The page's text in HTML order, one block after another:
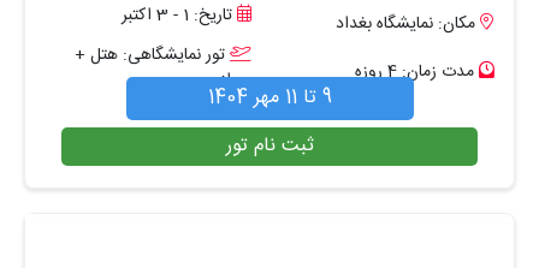
مکان: نمایشگاه بغداد
مدت زمان: 4 روزه
تاریخ: 1 - 3 اکتبر
تور نمایشگاهی: هتل +
پرواز
9 تا 11 مهر 1404
ثبت نام تور